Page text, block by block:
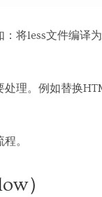
将less文件编译
理。例如替换
。
）